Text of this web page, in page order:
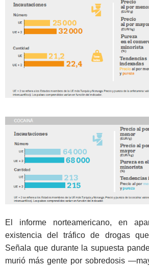
El informe norteamericano, en
existencia del tráfico de drogas
Señala que durante la supuesta
murió más gente por sobredosis